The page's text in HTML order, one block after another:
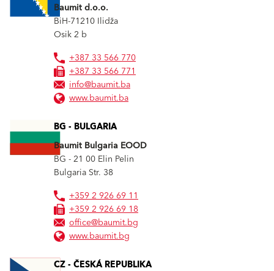
Baumit d.o.o.
BiH-71210 Ilidža
Osik 2 b
+387 33 566 770
+387 33 566 771
info@baumit.ba
www.baumit.ba
BG - BULGARIA
Baumit Bulgaria EOOD
BG - 21 00 Elin Pelin
Bulgaria Str. 38
+359 2 926 69 11
+359 2 926 69 18
office@baumit.bg
www.baumit.bg
CZ - ČESKÁ REPUBLIKA